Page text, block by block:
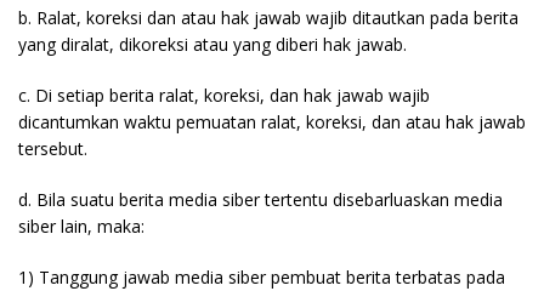
b. Ralat, koreksi dan atau hak jawab wajib ditautkan pada berita
yang diralat, dikoreksi atau yang diberi hak jawab.
c. Di setiap berita ralat, koreksi, dan hak jawab wajib
dicantumkan waktu pemuatan ralat, koreksi, dan atau hak jawab
tersebut.
d. Bila suatu berita media siber tertentu disebarluaskan media
siber lain, maka:
1) Tanggung jawab media siber pembuat berita terbatas pada